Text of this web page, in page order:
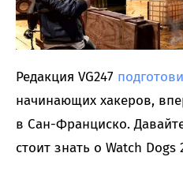
Редакция VG247
начинающих хакеров,
в Сан-Франциско.
стоит знать о Watch